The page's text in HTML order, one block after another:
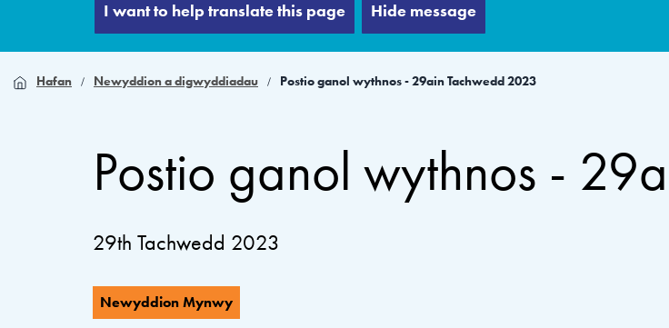
I want to help translate this page Hide message
Hafan Newyddion a digwyddiadau Postio ganol wythnos - 29ain Tachwedd 2023
Postio ganol wythnos -
29th Tachwedd 2023
Newyddion Mynwy